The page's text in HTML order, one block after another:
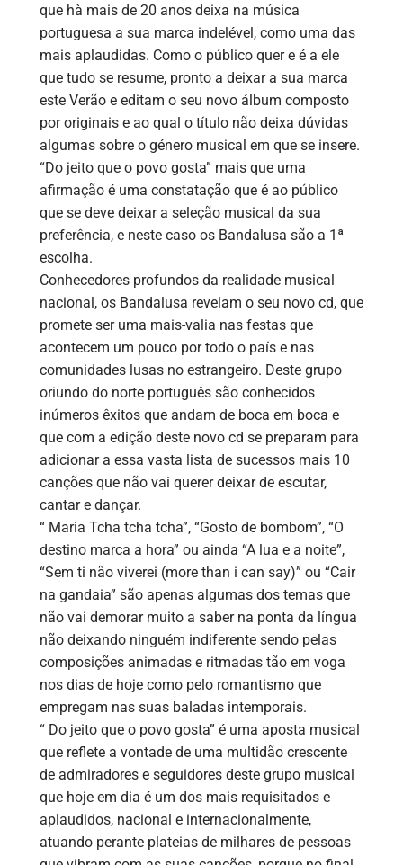
que hà mais de 20 anos deixa na música
portuguesa a sua marca indelével, como uma das
mais aplaudidas. Como o público quer e é a ele
que tudo se resume, pronto a deixar a sua marca
este Verão e editam o seu novo álbum composto
por originais e ao qual o título não deixa dúvidas
algumas sobre o género musical em que se insere.
“Do jeito que o povo gosta” mais que uma
afirmação é uma constatação que é ao público
que se deve deixar a seleção musical da sua
preferência, e neste caso os Bandalusa são a 1ª
escolha.
Conhecedores profundos da realidade musical
nacional, os Bandalusa revelam o seu novo cd, que
promete ser uma mais-valia nas festas que
acontecem um pouco por todo o país e nas
comunidades lusas no estrangeiro. Deste grupo
oriundo do norte português são conhecidos
inúmeros êxitos que andam de boca em boca e
que com a edição deste novo cd se preparam para
adicionar a essa vasta lista de sucessos mais 10
canções que não vai querer deixar de escutar,
cantar e dançar.
“ Maria Tcha tcha tcha”, “Gosto de bombom”, “O
destino marca a hora” ou ainda “A lua e a noite”,
“Sem ti não viverei (more than i can say)” ou “Cair
na gandaia” são apenas algumas dos temas que
não vai demorar muito a saber na ponta da língua
não deixando ninguém indiferente sendo pelas
composições animadas e ritmadas tão em voga
nos dias de hoje como pelo romantismo que
empregam nas suas baladas intemporais.
“ Do jeito que o povo gosta” é uma aposta musical
que reflete a vontade de uma multidão crescente
de admiradores e seguidores deste grupo musical
que hoje em dia é um dos mais requisitados e
aplaudidos, nacional e internacionalmente,
atuando perante plateias de milhares de pessoas